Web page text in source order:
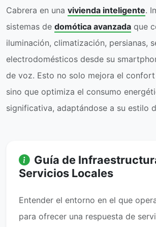
Cabrera en una vivienda inteligente.
sistemas de domótica avanzada que
iluminación, climatización, persianas,
electrodomésticos desde su
de voz. Esto no solo mejora el
sino que optimiza el consumo
significativa, adaptándose a su estilo
Guía de
Servicios Locales
Entender el entorno en el que
para ofrecer una respuesta de